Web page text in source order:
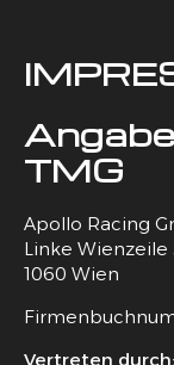
TMG
Apollo Racing
Linke Wienzeile
1060 Wien
Vertreten durch: